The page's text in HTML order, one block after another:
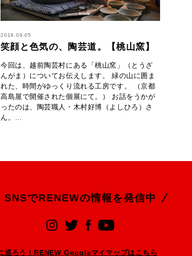
2019.09.05
笑顔と色気の、陶芸道。【桃山窯】
今回は、越前陶芸村にある「桃山窯」（とうざ
んがま）についてお伝えします。 緑の山に囲ま
れた、時間がゆっくり流れる工房です。 （京都
高島屋で開催された個展にて。） お話をうかが
ったのは、陶芸職人・木村好博（よしひろ）さ
ん。…
SNSでRENEWの情報を発信中
巡ろう！RENEW Googleマイマップはこちら